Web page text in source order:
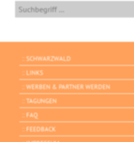
SCHWARZWALD
LINKS
WERBEN & PARTNER WERDEN
TAGUNGEN
FAQ
FEEDBACK